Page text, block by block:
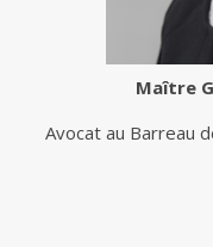
Maître
Avocat au Barreau